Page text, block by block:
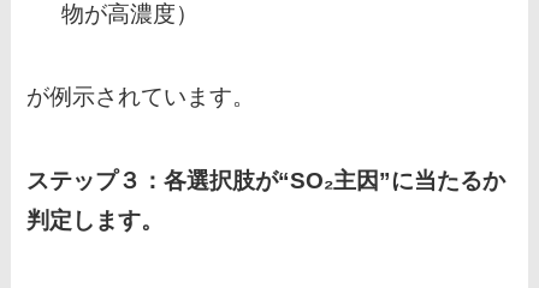
物が高濃度）
が例示されています。
ステップ３：各選択肢が“SO₂主因”に当たるか
判定します。